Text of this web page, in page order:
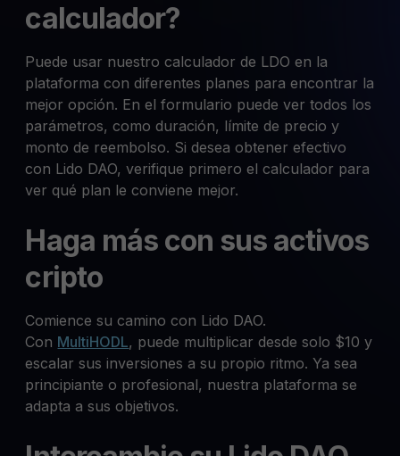
calculador?
Puede usar nuestro calculador de LDO en la
plataforma con diferentes planes para encontrar la
mejor opción. En el formulario puede ver todos los
parámetros, como duración, límite de precio y
monto de reembolso. Si desea obtener efectivo
con Lido DAO, verifique primero el calculador para
ver qué plan le conviene mejor.
Haga más con sus activos
cripto
Comience su camino con Lido DAO.
Con MultiHODL, puede multiplicar desde solo $10 y
escalar sus inversiones a su propio ritmo. Ya sea
principiante o profesional, nuestra plataforma se
adapta a sus objetivos.